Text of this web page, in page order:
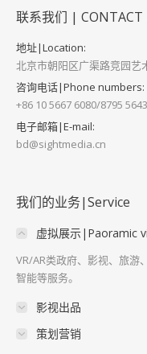
联系我们 | CONTACT
地址|Location:
北京市朝阳区广渠路竞园艺
咨询电话|Phone numbers:
+86 10 5667 6080/8795 5643
电子邮箱|E-mail:
bd@sightmedia.cn
我们的业务|Service
虚拟展示|Paoramic
VR/AR类政府、影视、旅游
智能等服务。
影视出品
策划营销